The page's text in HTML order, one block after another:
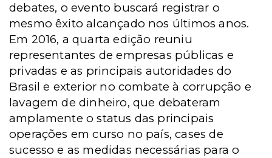
debates, o evento buscará registrar o
mesmo êxito alcançado nos últimos anos.
Em 2016, a quarta edição reuniu
representantes de empresas públicas e
privadas e as principais autoridades do
Brasil e exterior no combate à corrupção e
lavagem de dinheiro, que debateram
amplamente o status das principais
operações em curso no país, cases de
sucesso e as medidas necessárias para o